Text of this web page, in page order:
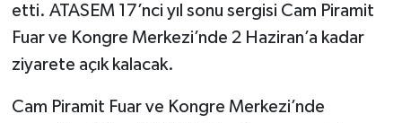
etti. ATASEM 17’nci yıl sonu sergisi Cam Piramit
Fuar ve Kongre Merkezi’nde 2 Haziran’a kadar
ziyarete açık kalacak.
Cam Piramit Fuar ve Kongre Merkezi’nde